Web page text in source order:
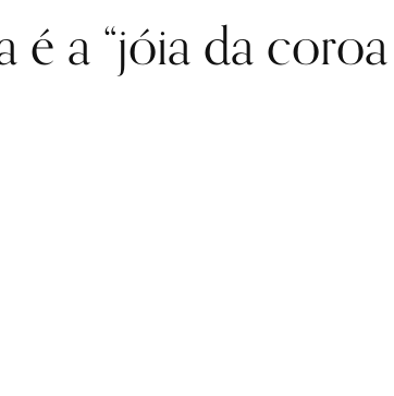
é a “jóia da